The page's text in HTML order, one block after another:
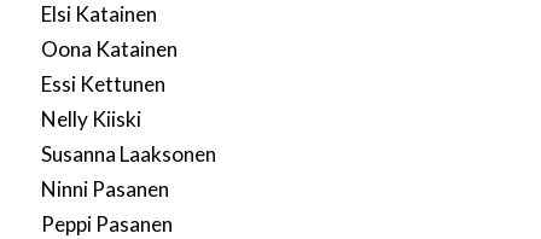
Elsi Katainen
Oona Katainen
Essi Kettunen
Nelly Kiiski
Susanna Laaksonen
Ninni Pasanen
Peppi Pasanen